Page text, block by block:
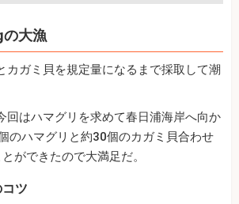
大漁
カガミ貝を規定量になるまで採取して潮
回はハマグリを求めて春日浦海岸へ向か
のハマグリと約30個のカガミ貝合わせ
ができたので大満足だ。
ツ